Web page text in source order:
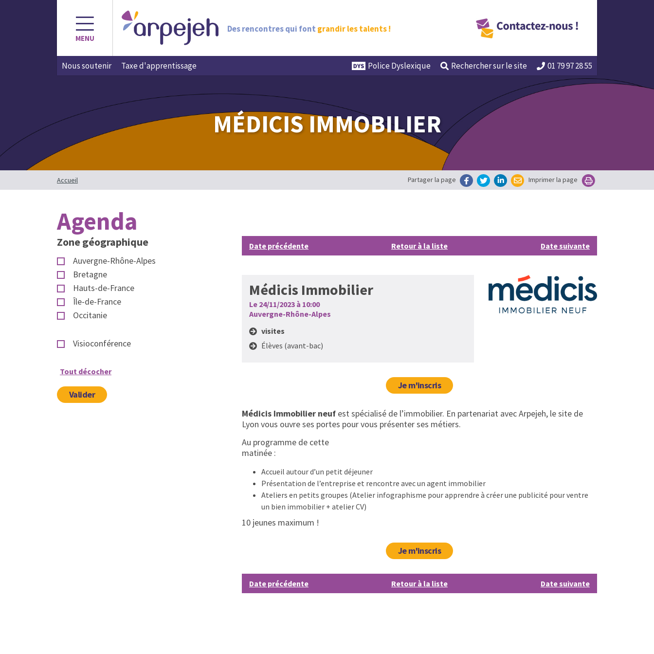
MENU
Des rencontres qui font grandir les talents !
Nous soutenir Taxe d'apprentissage Police Dyslexique Recherchersur le site 01 79 97 28 55
MÉDICIS IMMOBILIER
Accueil Partager la page Imprimer la page
Agenda
Date précédente Retour à la liste Date suivante
Médicis Immobilier
Le 24/11/2023 à 10:00
Auvergne-Rhône-Alpes
visites
Élèves (avant-bac)
Je m'inscris
Médicis Immobilier neuf est spécialisé de l’immobilier. En partenariat avec Arpejeh, le site de
Lyon vous ouvre ses portes pour vous présenter ses métiers.
Au programme de cette
matinée :
Accueil autour d’un petit déjeuner
Présentation de l’entreprise et rencontre avec un agent immobilier
Ateliers en petits groupes (Atelier infographisme pour apprendre à créer une publicité pour ventre
un bien immobilier + atelier CV)
10 jeunes maximum !
Je m'inscris
Date précédente Retour à la liste Date suivante
Zone géographique
Auvergne-Rhône-Alpes
Bretagne
Hauts-de-France
Île-de-France
Occitanie
Visioconférence
Tout décocher
Valider